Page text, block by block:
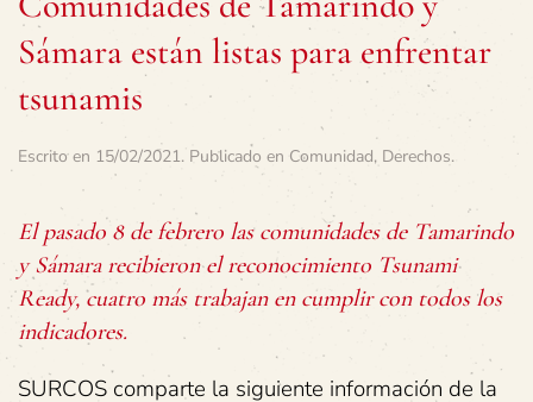
Sámara están listas para enfrentar
tsunamis
Escrito en 15/02/2021. Publicado en Comunidad, Derechos.
El pasado 8 de febrero las comunidades de Tamarindo
y Sámara recibieron el reconocimiento Tsunami
Ready, cuatro más trabajan en cumplir con todos los
indicadores.
SURCOS comparte la siguiente información de la